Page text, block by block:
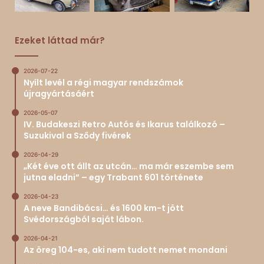
Ezeket láttad már?
2026-07-22
Nyílt levél a régi magyar rendszámok
újragyártásáért
2026-05-07
IV. Budakeszi Retro Autós és Ikarus találkozó –
Suzukival a Sződy fivérek
2026-04-29
„Két éve ott állt az utcán… ma már eszembe sem
jutna eladni” – egy Trabant 601 története
2026-04-23
A neve Bandibácsi… és 1600 km-t jött
Svédországból saját lábon.
2026-04-21
Az öreg 104-es, aki nem tudott nemet mondani